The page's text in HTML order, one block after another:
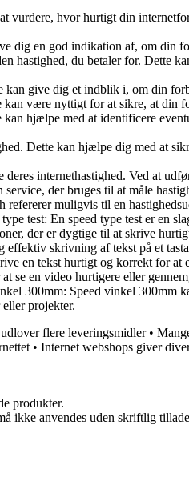
vurdere, hvor hurtigt din
dig en god indikation af, om din
hastighed, du betaler for. Dette
give dig et indblik i, om din
være nyttigt for at sikre, at din
hjælpe med at identificere
Dette kan hjælpe dig med at
internethastighed. Ved at
der bruges til at måle
muligvis til en
test: En speed type test er en
der er dygtige til at skrive
skrivning af tekst på et
en tekst hurtigt og korrekt for at
en video hurtigere eller
300mm: Speed vinkel
projekter.
flere leveringsmidler•
• Internet webshops giver
produkter.
ikke anvendes uden skriftlig